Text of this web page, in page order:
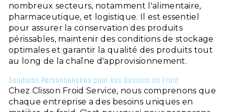
nombreux secteurs, notamment l'alimentaire,
pharmaceutique, et logistique. Il est essentiel
pour assurer la conservation des produits
périssables, maintenir des conditions de stockage
optimales et garantir la qualité des produits tout
au long de la chaîne d'approvisionnement.
Solutions Personnalisées pour Vos Besoins en Froid
Chez Clisson Froid Service, nous comprenons que
chaque entreprise a des besoins uniques en